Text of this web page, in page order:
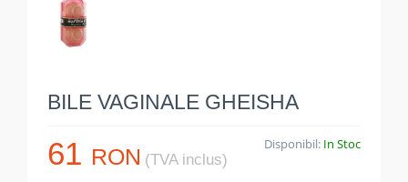
BILE VAGINALE GHEISHA
61 RON (TVA inclus)
Disponibil: In Stoc